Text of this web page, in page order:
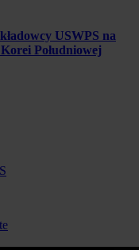
USWPS na
Południowej